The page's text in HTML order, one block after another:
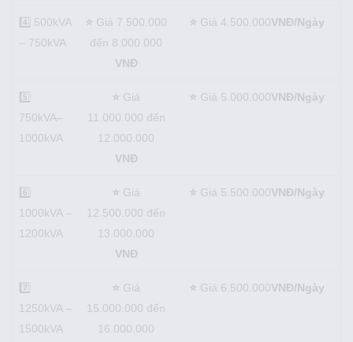
4️⃣ 500kVA
– 750kVA
⭐ Giá 7.500.000
đến 8.000.000
VNĐ
⭐ Giá 4.500.000VNĐ/Ngày
5️⃣
750kVA–
1000kVA
⭐ Giá
11.000.000 đến
12.000.000
VNĐ
⭐ Giá 5.000.000VNĐ/Ngày
6️⃣
1000kVA –
1200kVA
⭐ Giá
12.500.000 đến
13.000.000
VNĐ
⭐ Giá 5.500.000VNĐ/Ngày
7️⃣
1250kVA –
1500kVA
⭐ Giá
15.000.000 đến
16.000.000
⭐ Giá 6.500.000VNĐ/Ngày